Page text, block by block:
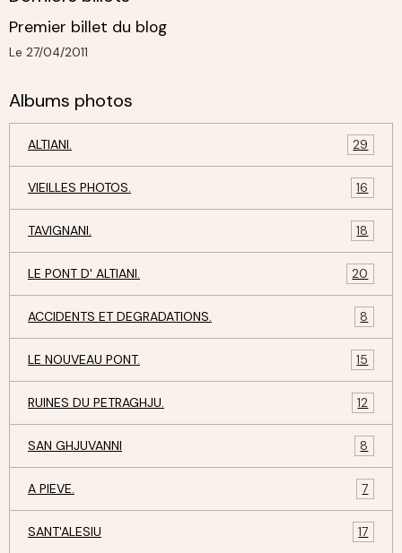
Premier billet du blog
Le 27/04/2011
Albums photos
ALTIANI. 29
VIEILLES PHOTOS. 16
TAVIGNANI. 18
LE PONT D' ALTIANI. 20
ACCIDENTS ET DEGRADATIONS. 8
LE NOUVEAU PONT. 15
RUINES DU PETRAGHJU. 12
SAN GHJUVANNI 8
A PIEVE. 7
SANT'ALESIU 17